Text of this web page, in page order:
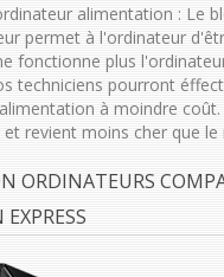
alimentation : Le
permet à l'ordinateur
fonctionne plus
techniciens pourront
à moindre
et revient moins cher que
ORDINATEURS